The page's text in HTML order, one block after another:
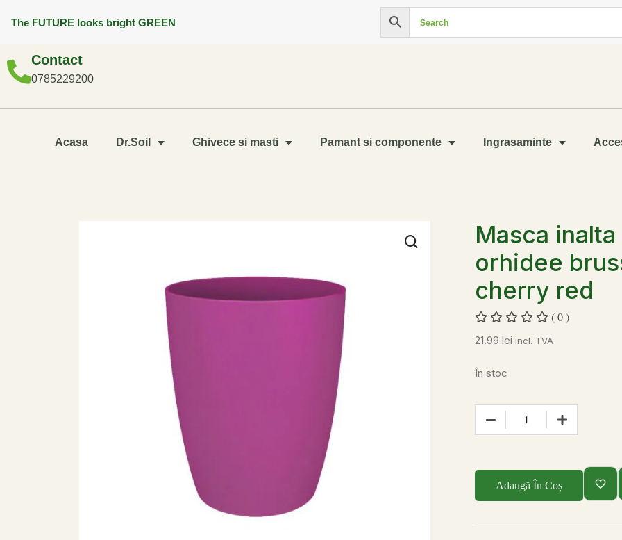
The FUTURE looks bright GREEN
Contact
0785229200
Acasa Dr.Soil Ghivece si masti Pamant si componente Ingrasaminte
Masca
orhidee
cherry red
( 0 )
21.99 lei incl. TVA
În stoc
Adaugă În Coș